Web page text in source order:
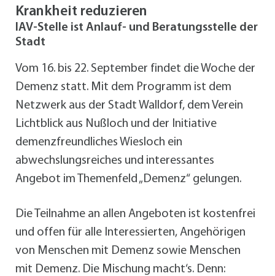
Krankheit reduzieren
IAV-Stelle ist Anlauf- und Beratungsstelle der
Stadt
Vom 16. bis 22. September findet die Woche der
Demenz statt. Mit dem Programm ist dem
Netzwerk aus der Stadt Walldorf, dem Verein
Lichtblick aus Nußloch und der Initiative
demenzfreundliches Wiesloch ein
abwechslungsreiches und interessantes
Angebot im Themenfeld „Demenz“ gelungen.
Die Teilnahme an allen Angeboten ist kostenfrei
und offen für alle Interessierten, Angehörigen
von Menschen mit Demenz sowie Menschen
mit Demenz. Die Mischung macht‘s. Denn: